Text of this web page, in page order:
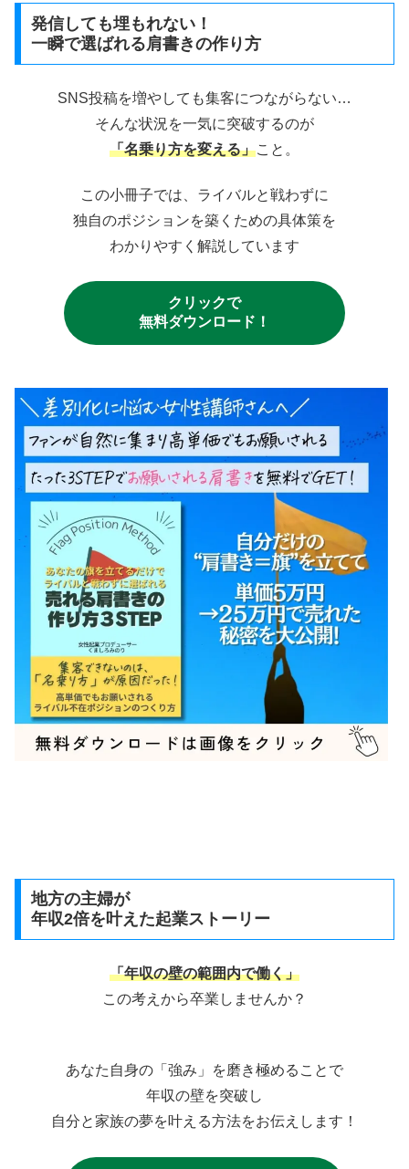
発信しても埋もれない！
一瞬で選ばれる肩書きの作り方
SNS投稿を増やしても集客につながらない…
そんな状況を一気に突破するのが
「名乗り方を変える」こと。
この小冊子では、ライバルと戦わずに
独自のポジションを築くための具体策を
わかりやすく解説しています
クリックで
無料ダウンロード！
地方の主婦が
年収2倍を叶えた起業ストーリー
「年収の壁の範囲内で働く」
この考えから卒業しませんか？
あなた自身の「強み」を磨き極めることで
年収の壁を突破し
自分と家族の夢を叶える方法をお伝えします！